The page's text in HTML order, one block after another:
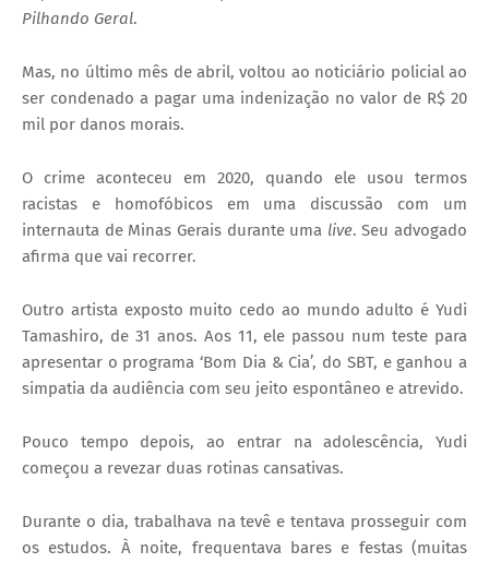
Pilhando Geral.
Mas, no último mês de abril, voltou ao noticiário policial ao
ser condenado a pagar uma indenização no valor de R$ 20
mil por danos morais.
O crime aconteceu em 2020, quando ele usou termos
racistas e homofóbicos em uma discussão com um
internauta de Minas Gerais durante uma live. Seu advogado
afirma que vai recorrer.
Outro artista exposto muito cedo ao mundo adulto é Yudi
Tamashiro, de 31 anos. Aos 11, ele passou num teste para
apresentar o programa ‘Bom Dia & Cia’, do SBT, e ganhou a
simpatia da audiência com seu jeito espontâneo e atrevido.
Pouco tempo depois, ao entrar na adolescência, Yudi
começou a revezar duas rotinas cansativas.
Durante o dia, trabalhava na tevê e tentava prosseguir com
os estudos. À noite, frequentava bares e festas (muitas